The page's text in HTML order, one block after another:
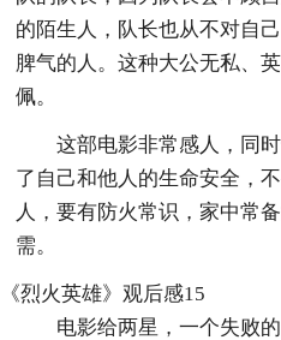
的陌生人，队长也从不对自
脾气的人。这种大公无私、
佩。
这部电影非常感人，同
了自己和他人的生命安全，
人，要有防火常识，家中常
需。
《烈火英雄》观后感15
电影给两星，一个失败